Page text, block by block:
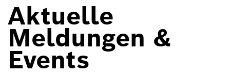
Aktuelle
Meldungen &
Events